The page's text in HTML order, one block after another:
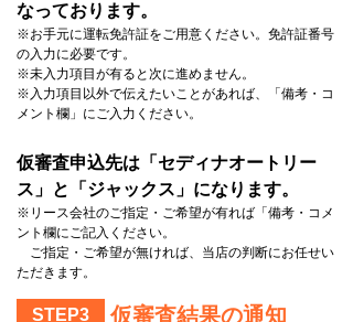
なっております。
※お手元に運転免許証をご用意ください。免許証番号
の入力に必要です。
※未入力項目が有ると次に進めません。
※入力項目以外で伝えたいことがあれば、「備考・コ
メント欄」にご入力ください。
仮審査申込先は「セディナオートリー
ス」と「ジャックス」になります。
※リース会社のご指定・ご希望が有れば「備考・コメ
ント欄にご記入ください。
ご指定・ご希望が無ければ、当店の判断にお任せい
ただきます。
STEP3 仮審査結果の通知